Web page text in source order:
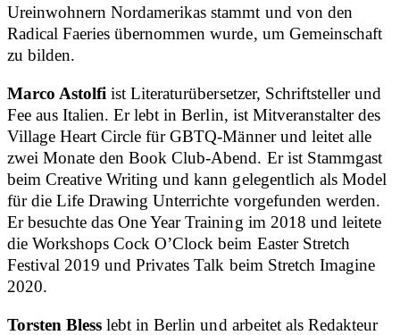
Ureinwohnern Nordamerikas stammt und von den
Radical Faeries übernommen wurde, um Gemeinschaft
zu bilden.
Marco Astolfi ist Literaturübersetzer, Schriftsteller und
Fee aus Italien. Er lebt in Berlin, ist Mitveranstalter des
Village Heart Circle für GBTQ-Männer und leitet alle
zwei Monate den Book Club-Abend. Er ist Stammgast
beim Creative Writing und kann gelegentlich als Model
für die Life Drawing Unterrichte vorgefunden werden.
Er besuchte das One Year Training im 2018 und leitete
die Workshops Cock O’Clock beim Easter Stretch
Festival 2019 und Privates Talk beim Stretch Imagine
2020.
Torsten Bless lebt in Berlin und arbeitet als Redakteur